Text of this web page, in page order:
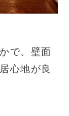
で、壁面
心地が良